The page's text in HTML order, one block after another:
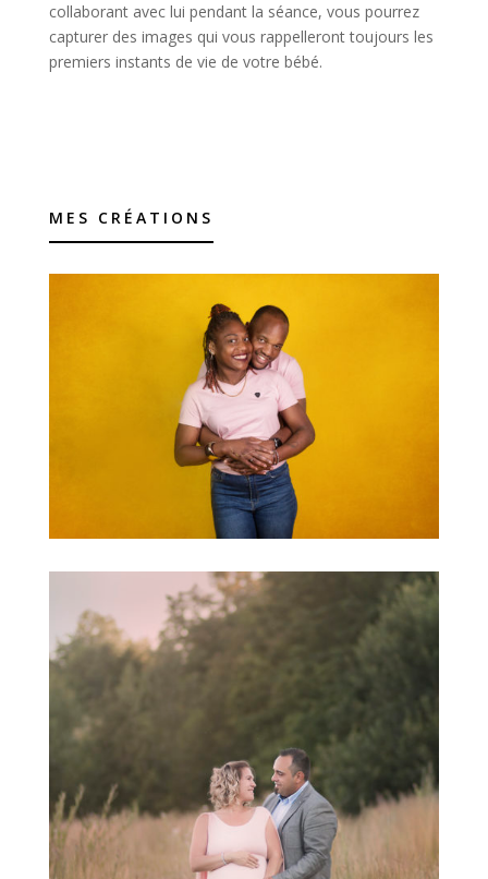
collaborant avec lui pendant la séance, vous pourrez
capturer des images qui vous rappelleront toujours les
premiers instants de vie de votre bébé.
MES CRÉATIONS